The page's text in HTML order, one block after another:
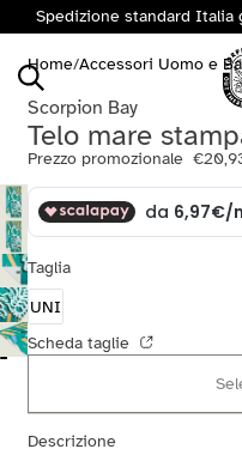
Spedizione standard Italia
Home/Accessori Uomo e
Scorpion Bay
Telo mare
Prezzo promozionale
Taglia
UNI
Scheda taglie
Descrizione